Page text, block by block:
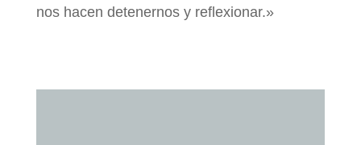
nos hacen detenernos y reflexionar.»